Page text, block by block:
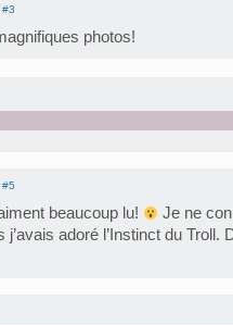
#3
photos!
#5
beaucoup lu!
Je ne
j’avais adoré l’Instinct du Troll.